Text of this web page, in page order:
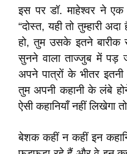
इस पर डॉ. माहेश्वर ने
“दोस्त, यही तो तुम्हारी
हो, तुम उसके इतने बारीक
सुनने वाला ताज्जुब में
अपने पात्रों के भीतर
तुम अपनी कहानी के लंबे
ऐसी कहानियाँ नहीं लिखेगा
बेशक कहीं न कहीं इन